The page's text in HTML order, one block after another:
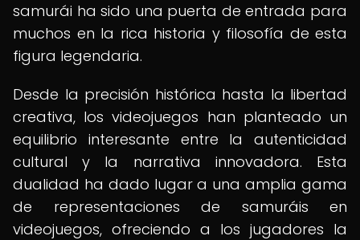
samurái ha sido una puerta de entrada para
muchos en la rica historia y filosofía de esta
figura legendaria.
Desde la precisión histórica hasta la libertad
creativa, los videojuegos han planteado un
equilibrio interesante entre la autenticidad
cultural y la narrativa innovadora. Esta
dualidad ha dado lugar a una amplia gama
de representaciones de samuráis en
videojuegos, ofreciendo a los jugadores la